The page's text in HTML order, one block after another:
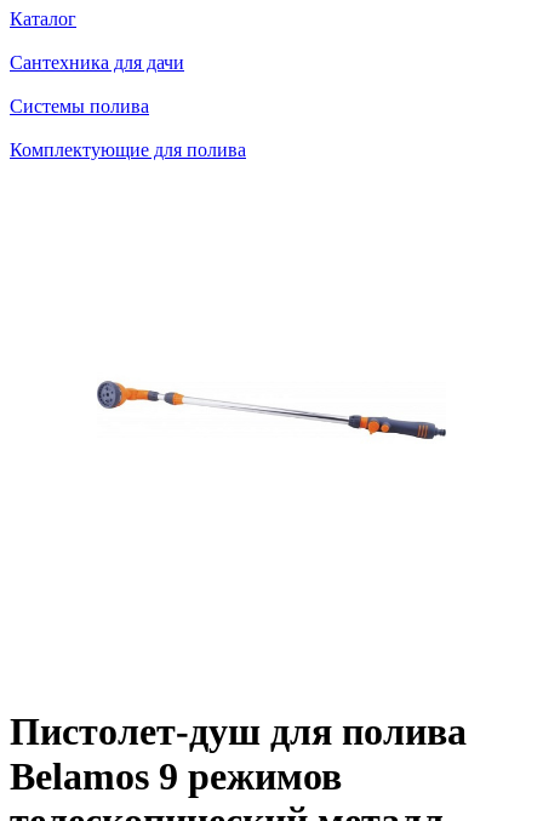
Каталог
Сантехника для дачи
Системы полива
Комплектующие для полива
Пистолет-душ для полива
Belamos 9 режимов